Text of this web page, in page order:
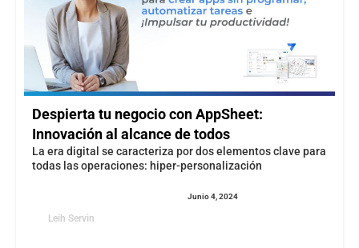
Despierta tu negocio con AppSheet:
Innovación al alcance de todos
La era digital se caracteriza por dos elementos clave para
todas las operaciones: hiper-personalización
Leih Servin
Junio 4, 2024